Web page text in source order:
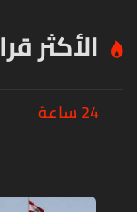
الأكثر
24 ساعة